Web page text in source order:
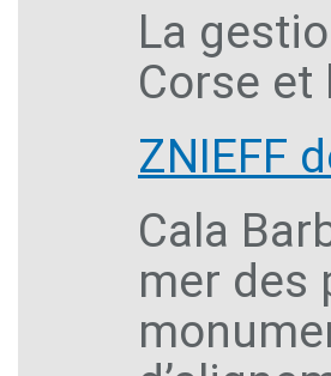
La
Corse et
ZNIEFF
Cala
mer des